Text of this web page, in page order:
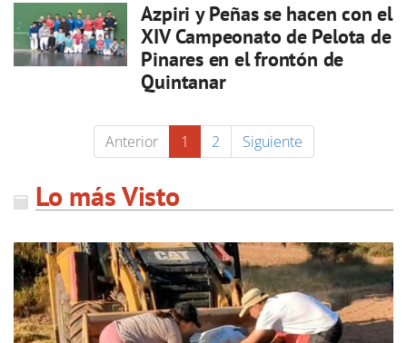
Azpiri y Peñas se hacen con el
XIV Campeonato de Pelota de
Pinares en el frontón de
Quintanar
Anterior 1 2 Siguiente
Lo más Visto